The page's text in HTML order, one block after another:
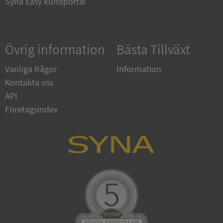
Övrig information
Vanliga frågor
Kontakta oss
API
Företagsindex
Bästa Tillväxt
Information
VISITOR_PRIVACY_METADATA
YouTube
Privacy Policy